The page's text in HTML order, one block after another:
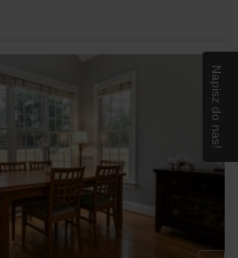
Napisz do nas!